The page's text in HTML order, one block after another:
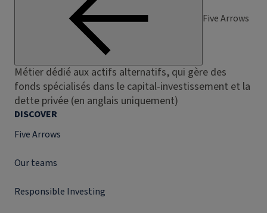
Five Arrows
Métier dédié aux actifs alternatifs, qui gère des
fonds spécialisés dans le capital-investissement et la
dette privée (en anglais uniquement)
DISCOVER
Five Arrows
Our teams
Responsible Investing